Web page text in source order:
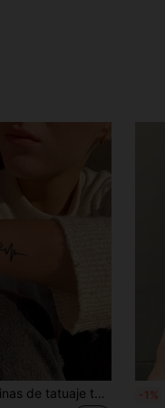
1 pieza Pegatinas de tatuaje temporal con forma de corazón de estilo herbal de telepatía, estilo coreano/Y2K/Kpop, resistente al agua, resistente al sudor, no reflectante -1%